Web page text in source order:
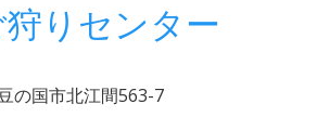
りセンター
の国市北江間563-7